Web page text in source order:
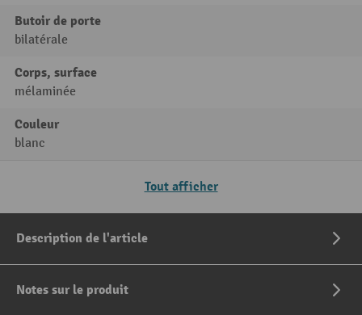
Butoir de porte
bilatérale
Corps, surface
mélaminée
Couleur
blanc
Tout afficher
Description de l'article
Notes sur le produit